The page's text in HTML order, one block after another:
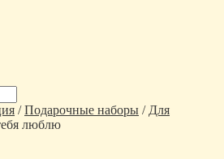
/Подарочные наборы / Для
люблю